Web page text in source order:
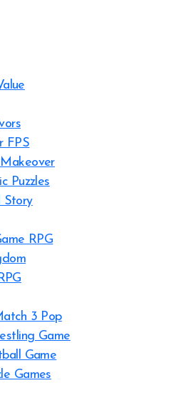
FPS
Puzzles
Story
RPG
3 Pop
Game
Game
Games